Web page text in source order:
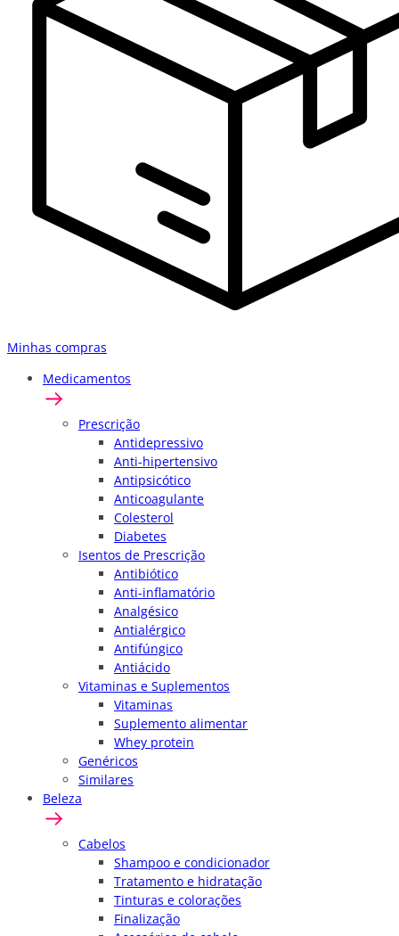
Minhas compras
Medicamentos
Prescrição
Antidepressivo
Anti-hipertensivo
Antipsicótico
Anticoagulante
Colesterol
Diabetes
Isentos de Prescrição
Antibiótico
Anti-inflamatório
Analgésico
Antialérgico
Antifúngico
Antiácido
Vitaminas e Suplementos
Vitaminas
Suplemento alimentar
Whey protein
Genéricos
Similares
Beleza
Cabelos
Shampoo e condicionador
Tratamento e hidratação
Tinturas e colorações
Finalização